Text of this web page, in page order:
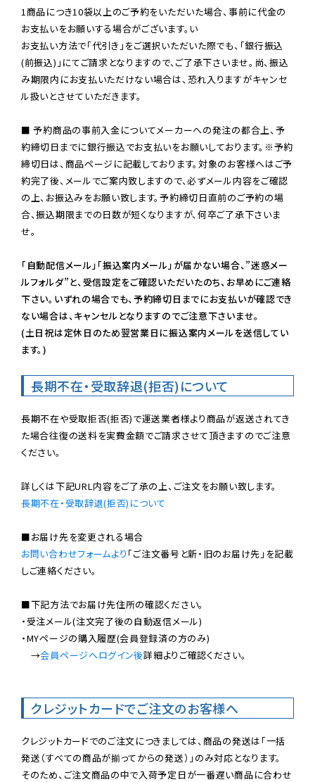
1商品につき10袋以上のご予約をいただいた場合、事前に代金の
お支払いをお願いする場合がございます。い
お支払い方法で「代引き」をご選択いただいた際でも、「銀行振込
(前振込)」にてご請求となりますので、ご了承下さいませ。尚、振込
み期限内にお支払いただけない場合は、恐れ入りますがキャンセ
ル扱いとさせていただきます。
■ 予約商品の事前入金についてメーカーへの発注の都合上、予
約締切日までに銀行振込でお支払いをお願いしております。※予約
締切日は、商品ページに記載しております。対象のお客様へはご予
約完了後、メールでご案内致しますので、必ずメール内容をご確認
の上、お振込みをお願い致します。予約締切日直前のご予約の場
合、振込期限までの日数が短くなりますが、何卒ご了承下さいま
せ。
「自動配信メール」「振込案内メール」が届かない場合、”迷惑メー
ルフォルダ”と、受信設定をご確認いただいたのち、お早めにご連絡
下さい。いずれの場合でも、予約締切日までにお支払いが確認でき
ない場合は、キャンセルとなりますのでご注意下さいませ。
(土日祝は定休日のため翌営業日に振込案内メールを送信してい
ます。)
長期不在・受取辞退(拒否)について
長期不在や受取拒否(拒否)で運送業者様より商品が返送されてき
た場合往復の送料を実費金額でご請求させて頂きますのでご注意
ください。
長期不在・受取辞退(拒否)について
お問い合わせフォームより 「ご注文番号と新・旧のお届け先」を記載
しご連絡ください。
■下記方法でお届け先住所の確認ください。
・受注メール(注文完了後の自動返信メール)
・MYページの購入履歴(会員登録済の方のみ)
→会員ページへログイン後詳細よりご確認ください。
クレジットカードでご注文のお客様へ
クレジットカードでのご注文につきましては、商品の発送は「一括
発送（すべての商品が揃ってからの発送）」のみ対応となります。
そのため、ご注文商品の中で入荷予定日が一番遅い商品に合わせ